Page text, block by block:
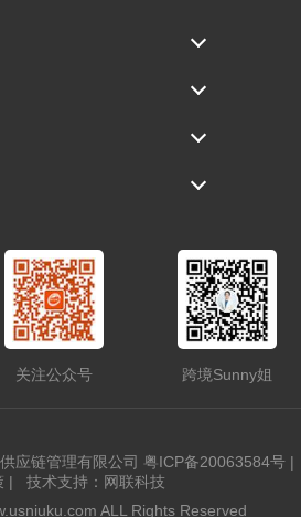
关注公众号 跨境Sunny姐
应链管理有限公司 粤ICP备20063584号|
|
技术支持：网联科技
ALL Rights Reserved